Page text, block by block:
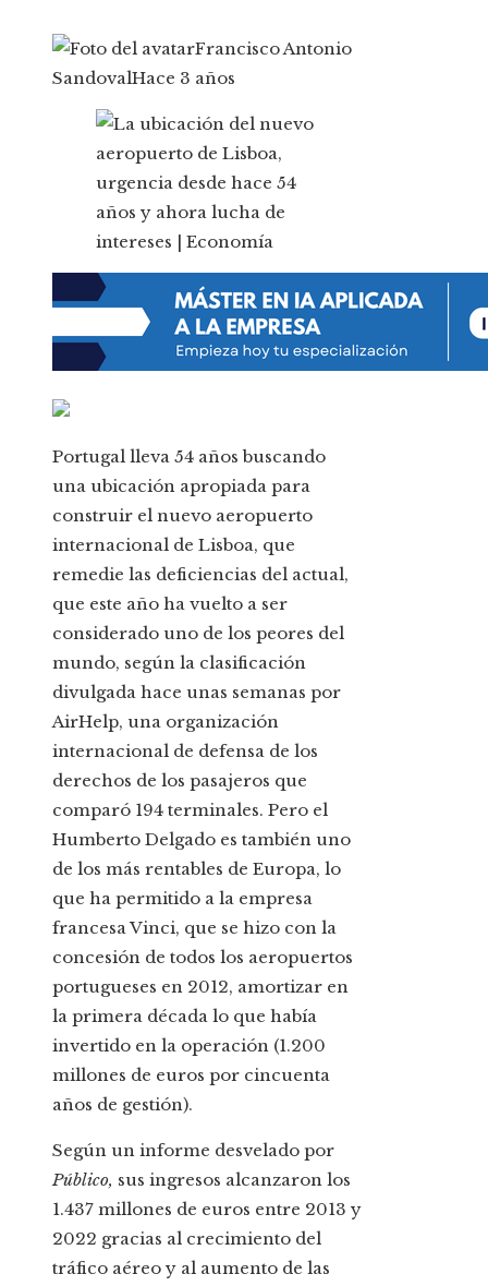
Francisco Antonio
SandovalHace 3 años
Portugal lleva 54 años buscando
una ubicación apropiada para
construir el nuevo aeropuerto
internacional de Lisboa, que
remedie las deficiencias del actual,
que este año ha vuelto a ser
considerado uno de los peores del
mundo, según la clasificación
divulgada hace unas semanas por
AirHelp, una organización
internacional de defensa de los
derechos de los pasajeros que
comparó 194 terminales. Pero el
Humberto Delgado es también uno
de los más rentables de Europa, lo
que ha permitido a la empresa
francesa Vinci, que se hizo con la
concesión de todos los aeropuertos
portugueses en 2012, amortizar en
la primera década lo que había
invertido en la operación (1.200
millones de euros por cincuenta
años de gestión).
Según un informe desvelado por
Público, sus ingresos alcanzaron los
1.437 millones de euros entre 2013 y
2022 gracias al crecimiento del
tráfico aéreo y al aumento de las